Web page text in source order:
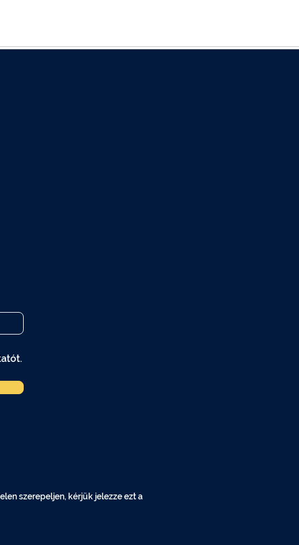
szerepeljen, kérjük jelezze ezt a